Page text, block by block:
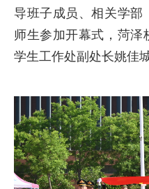
导班子成员、相关学部
师生参加开幕式，菏泽
学生工作处副处长姚佳